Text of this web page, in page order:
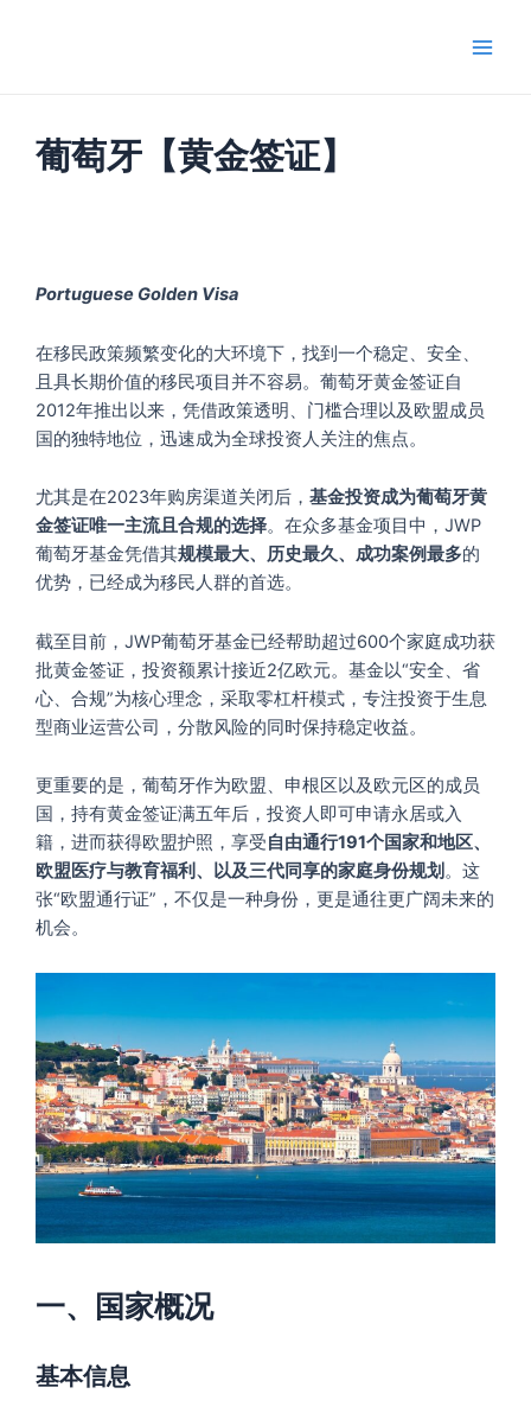
葡萄牙【黄金签证】
Portuguese Golden Visa
在移民政策频繁变化的大环境下，找到一个稳定、安全、
且具长期价值的移民项目并不容易。葡萄牙黄金签证自
2012年推出以来，凭借政策透明、门槛合理以及欧盟成员
国的独特地位，迅速成为全球投资人关注的焦点。
尤其是在2023年购房渠道关闭后， 基金投资成为葡萄牙黄
金签证唯一主流且合规的选择。在众多基金项目中，JWP
葡萄牙基金凭借其规模最大、历史最久、成功案例最多的
优势，已经成为移民人群的首选。
截至目前，JWP葡萄牙基金已经帮助超过600个家庭成功获
批黄金签证，投资额累计接近2亿欧元。基金以“安全、省
心、合规”为核心理念，采取零杠杆模式，专注投资于生息
型商业运营公司，分散风险的同时保持稳定收益。
更重要的是，葡萄牙作为欧盟、申根区以及欧元区的成员
国，持有黄金签证满五年后，投资人即可申请永居或入
籍，进而获得欧盟护照，享受自由通行191个国家和地区、
欧盟医疗与教育福利、以及三代同享的家庭身份规划 。这
张“欧盟通行证”，不仅是一种身份，更是通往更广阔未来的
机会。
一、国家概况
基本信息